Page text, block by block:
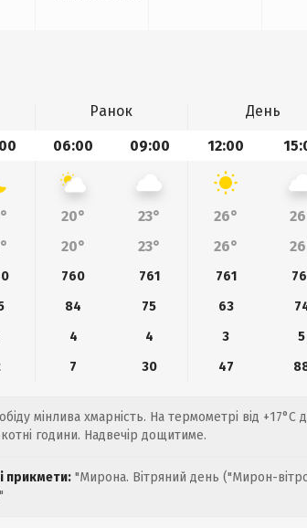
Ранок День
06:00 09:00 12:00
20° 23° 26°
20° 23° 26°
760 761 761
84 75 63
4 4 3 5
7 30 47
мінлива хмарність. На термометрі від +17°C
години. Надвечір дощитиме.
прикмети: "Мирона. Вітряний день ("Мирон-